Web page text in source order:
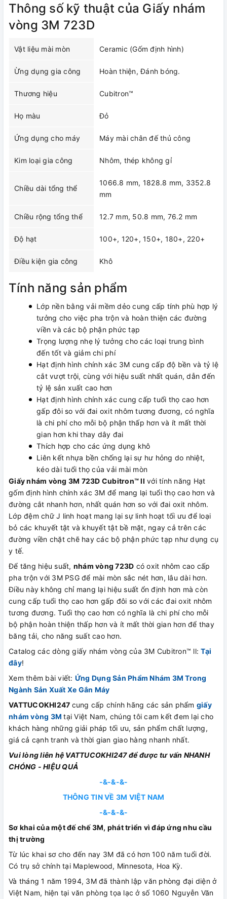
Thông số kỹ thuật của Giấy nhám
vòng 3M 723D
Vật liệu mài mòn Ceramic (Gốm định hình)
Ừng dụng gia công Hoàn thiện, Đánh bóng.
Thương hiệu Cubitron™
Họ màu Đỏ
Ứng dụng cho máy Máy mài chân đế thủ công
Kim loại gia công Nhôm, thép không gỉ
Chiều dài tổng thể
1066.8 mm, 1828.8 mm, 3352.8
mm
Chiều rộng tổng thể 12.7 mm, 50.8 mm, 76.2 mm
Độ hạt 100+, 120+, 150+, 180+, 220+
Điều kiện gia công Khô
Tính năng sản phẩm
Lớp nền bằng vải mềm dẻo cung cấp tính phù hợp lý
tưởng cho việc pha trộn và hoàn thiện các đường
viền và các bộ phận phức tạp
Trọng lượng nhẹ lý tưởng cho các loại trung bình
đến tốt và giảm chi phí
Hạt định hình chính xác 3M cung cấp độ bền và tỷ lệ
cắt vượt trội, cùng với hiệu suất nhất quán, dẫn đến
tỷ lệ sản xuất cao hơn
Hạt định hình chính xác cung cấp tuổi thọ cao hơn
gấp đôi so với đai oxit nhôm tương đương, có nghĩa
là chi phí cho mỗi bộ phận thấp hơn và ít mất thời
gian hơn khi thay dây đai
Thích hợp cho các ứng dụng khô
Liên kết nhựa bền chống lại sự hư hỏng do nhiệt,
kéo dài tuổi thọ của vải mài mòn
Giấy nhám vòng 3M 723D Cubitron™ ll với tính năng Hạt
gốm định hình chính xác 3M để mang lại tuổi thọ cao hơn và
đường cắt nhanh hơn, nhất quán hơn so với đai oxit nhôm.
Lớp đệm chữ J linh hoạt mang lại sự linh hoạt tối ưu để loại
bỏ các khuyết tật và khuyết tật bề mặt, ngay cả trên các
đường viền chặt chẽ hay các bộ phận phức tạp như dụng cụ
y tế.
Để tăng hiệu suất, nhám vòng 723D có oxit nhôm cao cấp
pha trộn với 3M PSG để mài mòn sắc nét hơn, lâu dài hơn.
Điều này không chỉ mang lại hiệu suất ổn định hơn mà còn
cung cấp tuổi thọ cao hơn gấp đôi so với các đai oxit nhôm
tương đương. Tuổi thọ cao hơn có nghĩa là chi phí cho mỗi
bộ phận hoàn thiện thấp hơn và ít mất thời gian hơn để thay
băng tải, cho năng suất cao hơn.
Catalog các dòng giấy nhám vòng của 3M Cubitron™ ll:Tại
đây!
Xem thêm bài viết: Ứng Dụng Sản Phẩm Nhám 3M Trong
Ngành Sản Xuất Xe Gắn Máy
VATTUCOKHI247 cung cấp chính hãng các sản phẩm giấy
nhám vòng 3M tại Việt Nam, chúng tôi cam kết đem lại cho
khách hàng những giải pháp tối ưu, sản phẩm chất lượng,
giá cả cạnh tranh và thời gian giao hàng nhanh nhất.
Vui lòng liên hệ VATTUCOKHI247 để được tư vấn NHANH
CHÓNG - HIỆU QUẢ
-&-&-&-
THÔNG TIN VỀ 3M VIỆT NAM
-&-&-&-
Sơ khai của một đế chế 3M, phát triển vì đáp ứng nhu cầu
thị trường
Từ lúc khai sơ cho đến nay 3M đã có hơn 100 năm tuổi đời.
Có trụ sở chính tại Maplewood, Minnesota, Hoa Kỳ.
Và tháng 1 năm 1994, 3M đã thành lập văn phòng đại diện ở
Việt Nam, hiện tại văn phòng tọa lạc ở số 1060 Nguyễn Văn